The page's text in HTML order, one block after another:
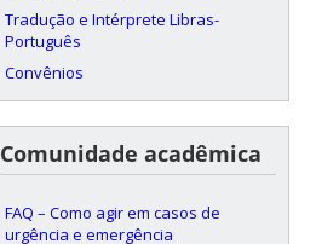
Tradução e Intérprete Libras-
Português
Convênios
Comunidade acadêmica
FAQ – Como agir em casos de
urgência e emergência